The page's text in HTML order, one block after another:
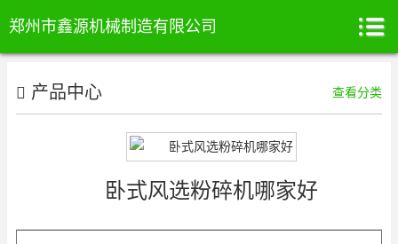
郑州市鑫源机械制造有限公司
产品中心 查看分类
卧式风选粉碎机哪家好